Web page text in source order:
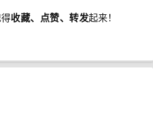
收藏、点赞、转发起来！